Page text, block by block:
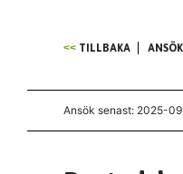
TILLBAKA ANSÖK
Ansök senast: 2025-